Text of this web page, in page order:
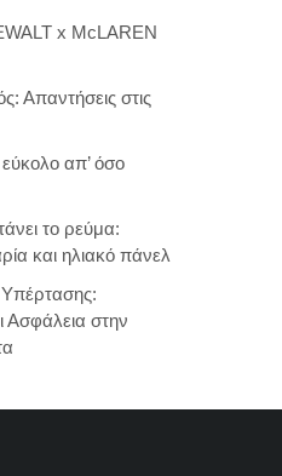
x McLAREN
Απαντήσεις στις
απ’ όσο
το ρεύμα:
και ηλιακό πάνελ
Ασφάλεια στην